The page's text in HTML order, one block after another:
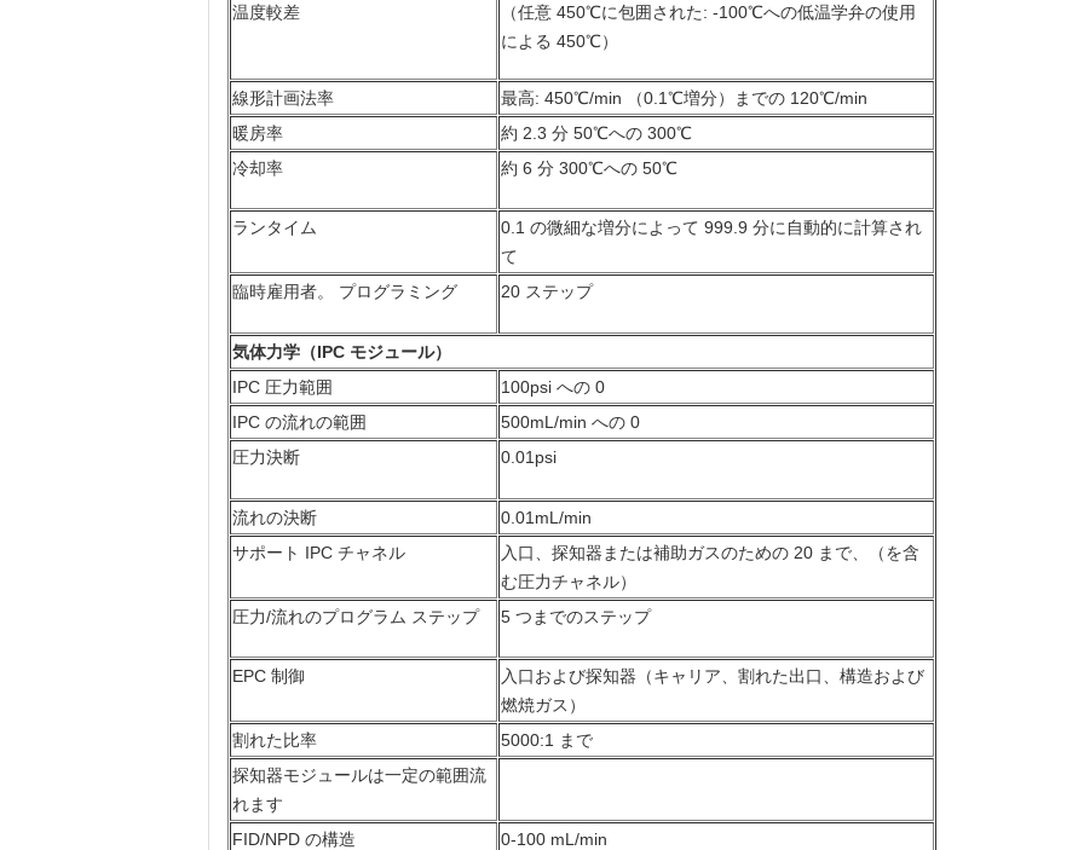
温度較差
（任意 450℃に包囲された: -100℃への低温学弁の使用
による 450℃）
線形計画法率
最高: 450℃/min （0.1℃増分）までの 120℃/min
暖房率
約 2.3 分 50℃への 300℃
冷却率
約 6 分 300℃への 50℃
ランタイム
0.1 の微細な増分によって 999.9 分に自動的に計算され
て
臨時雇用者。 プログラミング
20 ステップ
気体力学（IPC モジュール）
IPC 圧力範囲
100psi への 0
IPC の流れの範囲
500mL/min への 0
圧力決断
0.01psi
流れの決断
0.01mL/min
サポート IPC チャネル
入口、探知器または補助ガスのための 20 まで、（を含
む圧力チャネル）
圧力/流れのプログラム ステップ
5 つまでのステップ
EPC 制御
入口および探知器（キャリア、割れた出口、構造および
燃焼ガス）
割れた比率
5000:1 まで
探知器モジュールは一定の範囲流
れます
FID/NPD の構造
0-100 mL/min